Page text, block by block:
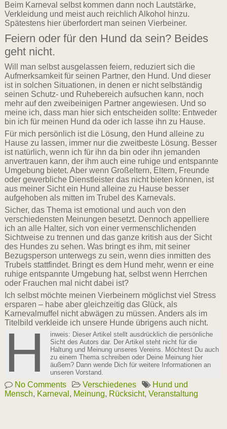
Beim Karneval selbst kommen dann noch Lautstärke,
Verkleidung und meist auch reichlich Alkohol hinzu.
Spätestens hier überfordert man seinen Vierbeiner.
Feiern oder für den Hund da sein? Beides
geht nicht.
Will man selbst ausgelassen feiern, reduziert sich die
Aufmerksamkeit für seinen Partner, den Hund. Und dieser
ist in solchen Situationen, in denen er nicht selbständig
seinen Schutz- und Ruhebereich aufsuchen kann, noch
mehr auf den zweibeinigen Partner angewiesen. Und so
meine ich, dass man hier sich entscheiden sollte: Entweder
bin ich für meinen Hund da oder ich lasse ihn zu Hause.
Für mich persönlich ist die Lösung, den Hund alleine zu
Hause zu lassen, immer nur die zweitbeste Lösung. Besser
ist natürlich, wenn ich für ihn da bin oder ihn jemanden
anvertrauen kann, der ihm auch eine ruhige und entspannte
Umgebung bietet. Aber wenn Großeltern, Eltern, Freunde
oder gewerbliche Dienstleister das nicht bieten können, ist
aus meiner Sicht ein Hund alleine zu Hause besser
aufgehoben als mitten im Trubel des Karnevals.
Sicher, das Thema ist emotional und auch von den
verschiedensten Meinungen besetzt. Dennoch appelliere
ich an alle Halter, sich von einer vermenschlichenden
Sichtweise zu trennen und das ganze kritish aus der Sicht
des Hundes zu sehen. Was bringt es ihm, mit seiner
Bezugsperson unterwegs zu sein, wenn dies inmitten des
Trubels stattfindet. Bringt es dem Hund mehr, wenn er eine
ruhige entspannte Umgebung hat, selbst wenn Herrchen
oder Frauchen mal nicht dabei ist?
Ich selbst möchte meinen Vierbeinern möglichst viel Stress
ersparen – habe aber gleichzeitig das Glück, als
Karnevalmuffel nicht abwägen zu müssen. Anders als im
Titelbild verkleide ich unsere Hunde übrigens auch nicht.
H
inweis: Dieser Artikel stellt ausdrücklich die persönliche
Sicht des Autors dar. Der Artikel steht nicht für die
Haltung und Meinung unseres Vereins. Möchtest Du auch
zu einem Thema schreiben oder Deine Meinung hier
äußern? Dann wende Dich für weitere Informationen an
unseren Vorstand.
No Comments Verschiedenes
Hund und
Mensch, Karneval , Meinung, Rücksicht, Veranstaltung